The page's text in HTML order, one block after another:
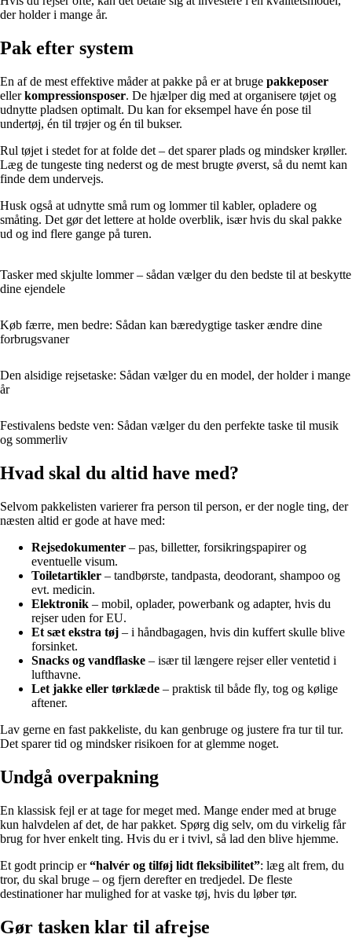
der holder i mange år.
Pak efter system
En af de mest effektive måder at pakke på er at bruge pakkeposer
ellerkompressionsposer. De hjælper dig med at organisere tøjet og
udnytte pladsen optimalt. Du kan for eksempel have én pose til
undertøj, én til trøjer og én til bukser.
Rul tøjet i stedet for at folde det – det sparer plads og mindsker krøller.
Læg de tungeste ting nederst og de mest brugte øverst, så du nemt kan
finde dem undervejs.
Husk også at udnytte små rum og lommer til kabler, opladere og
småting. Det gør det lettere at holde overblik, især hvis du skal pakke
ud og ind flere gange på turen.
Tasker med skjulte lommer – sådan vælger du den bedste til at beskytte
dine ejendele
Køb færre, men bedre: Sådan kan bæredygtige tasker ændre dine
forbrugsvaner
Den alsidige rejsetaske: Sådan vælger du en model, der holder i mange
år
Festivalens bedste ven: Sådan vælger du den perfekte taske til musik
og sommerliv
Hvad skal du altid have med?
Selvom pakkelisten varierer fra person til person, er der nogle ting, der
næsten altid er gode at have med:
Rejsedokumenter – pas, billetter, forsikringspapirer og
eventuelle visum.
Toiletartikler – tandbørste, tandpasta, deodorant, shampoo og
evt. medicin.
Elektronik – mobil, oplader, powerbank og adapter, hvis du
rejser uden for EU.
Et sæt ekstra tøj – i håndbagagen, hvis din kuffert skulle blive
forsinket.
Snacks og vandflaske – især til længere rejser eller ventetid i
lufthavne.
Let jakke eller tørklæde – praktisk til både fly, tog og kølige
aftener.
Lav gerne en fast pakkeliste, du kan genbruge og justere fra tur til tur.
Det sparer tid og mindsker risikoen for at glemme noget.
Undgå overpakning
En klassisk fejl er at tage for meget med. Mange ender med at bruge
kun halvdelen af det, de har pakket. Spørg dig selv, om du virkelig får
brug for hver enkelt ting. Hvis du er i tvivl, så lad den blive hjemme.
Et godt princip er“halvér og tilføj lidt fleksibilitet”: læg alt frem, du
tror, du skal bruge – og fjern derefter en tredjedel. De fleste
destinationer har mulighed for at vaske tøj, hvis du løber tør.
Gør tasken klar til afrejse